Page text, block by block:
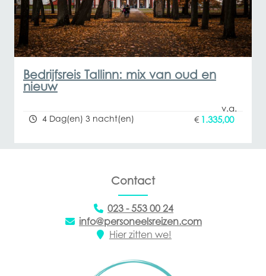
Bedrijfsreis Tallinn: mix van oud en
nieuw
€ 1.335,00
4 Dag(en) 3 nacht(en)
Contact
023 - 553 00 24
info@personeelsreizen.com
Hier zitten we!